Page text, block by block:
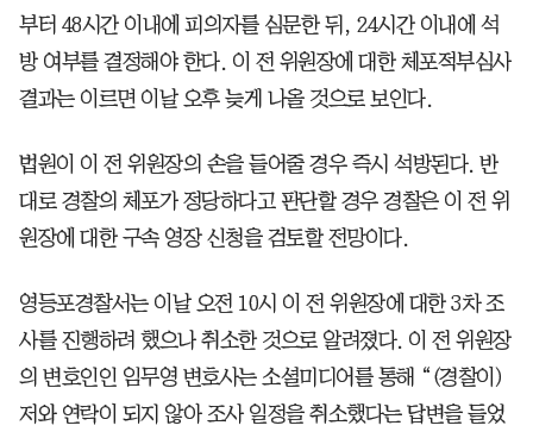
부터 48시간 이내에 피의자를 심문한 뒤, 24시간 이내에 석
방 여부를 결정해야 한다. 이 전 위원장에 대한 체포적부심사
결과는 이르면 이날 오후 늦게 나올 것으로 보인다.
법원이 이 전 위원장의 손을 들어줄 경우 즉시 석방된다. 반
대로 경찰의 체포가 정당하다고 판단할 경우 경찰은 이 전 위
원장에 대한 구속 영장 신청을 검토할 전망이다.
영등포경찰서는 이날 오전 10시 이 전 위원장에 대한 3차 조
사를 진행하려 했으나 취소한 것으로 알려졌다. 이 전 위원장
의 변호인인 임무영 변호사는 소셜미디어를 통해 “(경찰이)
저와 연락이 되지 않아 조사 일정을 취소했다는 답변을 들었